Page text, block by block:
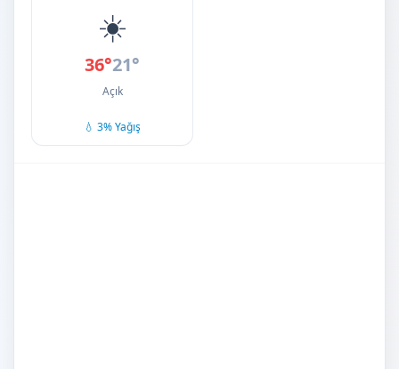
☀️
36°21°
Açık
💧 3% Yağış